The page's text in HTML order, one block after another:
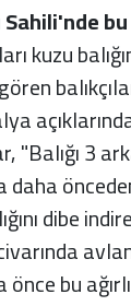
Sahili'nde
kuzu
"Balığı 3
daha
dibe
önce bu